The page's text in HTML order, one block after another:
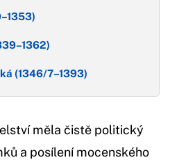
(1346/7–1393)
měla čistě politický
a posílení mocenského